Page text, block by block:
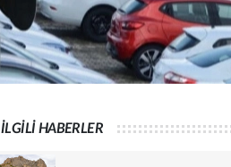
İLGİLİ HABERLER